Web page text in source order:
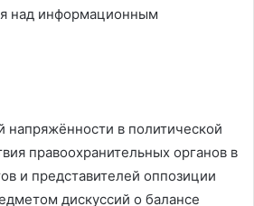
над информационным
напряжённости в политической
правоохранительных органов в
и представителей оппозиции
дискуссий о балансе